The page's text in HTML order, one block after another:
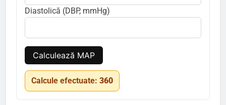
Diastolică (DBP, mmHg)
Calculează MAP
Calcule efectuate: 360